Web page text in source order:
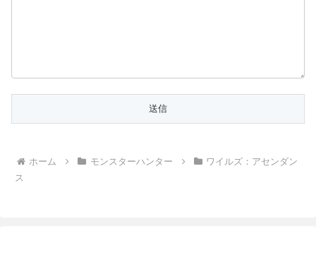
ホーム モンスターハンター
ワイルズ：アセンダン
ス